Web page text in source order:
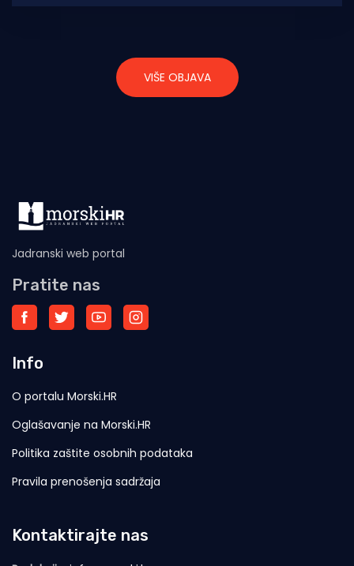
VIŠE OBJAVA
Jadranski web portal
Pratite nas
Info
O portalu Morski.HR
Oglašavanje na Morski.HR
Politika zaštite osobnih podataka
Pravila prenošenja sadržaja
Kontaktirajte nas